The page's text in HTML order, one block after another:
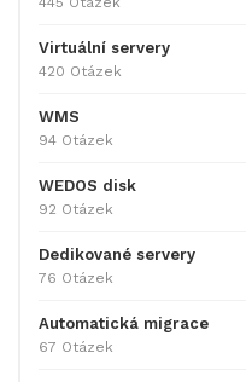
Virtuální servery
420 Otázek
WMS
94 Otázek
WEDOS disk
92 Otázek
Dedikované servery
76 Otázek
Automatická migrace
67 Otázek